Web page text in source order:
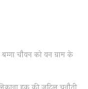
चौवन को वन ग्राम के